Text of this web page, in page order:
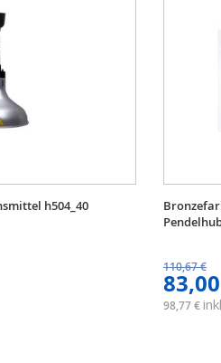
h504_40
110,67 €
98,77 €